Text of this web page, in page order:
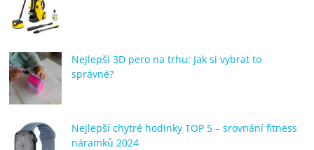
notebooky,
mobilní
telefony,
kávovary,
bazény
Nejlepší 3D pero na trhu: Jak si vybrat to
správné?
Nejlepší chytré hodinky TOP 5 – srovnání fitness
náramků 2024